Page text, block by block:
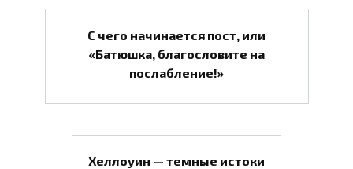
С чего начинается пост, или
«Батюшка, благословите на
послабление!»
Хеллоуин — темные истоки